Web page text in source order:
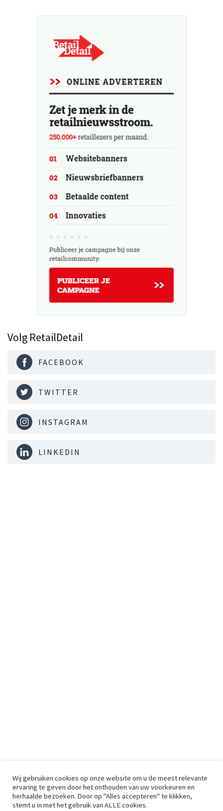
Volg RetailDetail
FACEBOOK
TWITTER
INSTAGRAM
LINKEDIN
Wij gebruiken cookies op onze website om u de meest relevante
ervaring te geven door het onthouden van uw voorkeuren en
herhaalde bezoeken. Door op "Alles accepteren" te klikken,
stemt u in met het gebruik van ALLE cookies.